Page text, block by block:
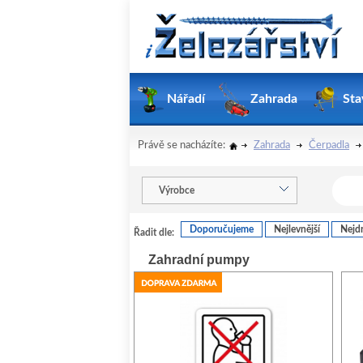
Nářadí Zahrada
Právě se nacházíte: Zahrada Čerpadla
Výrobce
Řadit dle: Doporučujeme Nejlevnější
Zahradní pumpy